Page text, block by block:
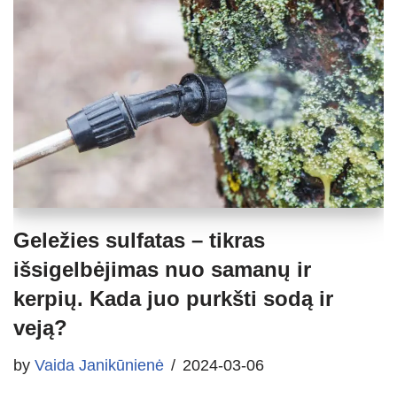
Geležies sulfatas – tikras
išsigelbėjimas nuo samanų ir
kerpių. Kada juo purkšti sodą ir
veją?
by Vaida Janikūnienė 2024-03-06